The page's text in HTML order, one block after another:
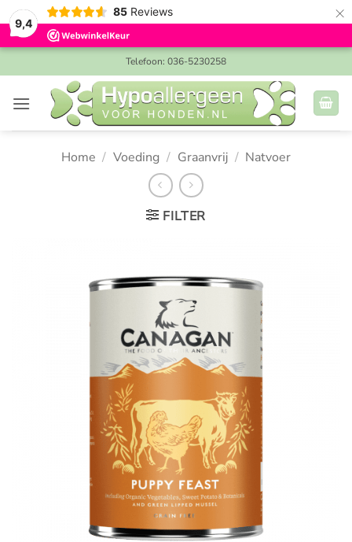
9,4
85 Reviews ×
Ga
naar
inhoud
Telefoon: 036-5230258
Home / Voeding / Graanvrij / Natvoer
FILTER